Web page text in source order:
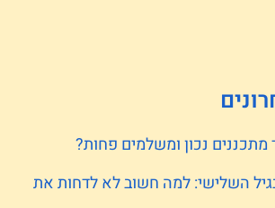
מתכננים נכון ומשלמים פחות?
השלישי: למה חשוב לא לדחות את